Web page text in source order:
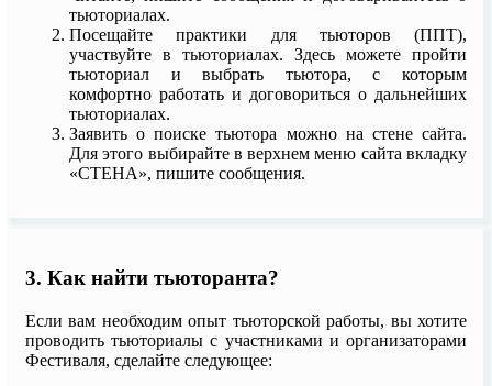
тьюториалах.
Посещайте практики для тьюторов (ППТ),
участвуйте в тьюториалах. Здесь можете пройти
тьюториал и выбрать тьютора, с которым
комфортно работать и договориться о дальнейших
тьюториалах.
Заявить о поиске тьютора можно на стене сайта.
Для этого выбирайте в верхнем меню сайта вкладку
«СТЕНА», пишите сообщения.
3. Как найти тьюторанта?
Если вам необходим опыт тьюторской работы, вы хотите
проводить тьюториалы с участниками и организаторами
Фестиваля, сделайте следующее: